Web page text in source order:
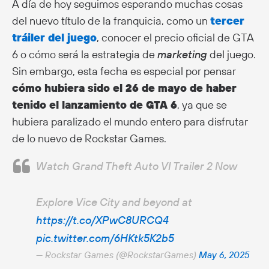
A día de hoy seguimos esperando muchas cosas
del nuevo título de la franquicia, como un tercer
tráiler del juego, conocer el precio oficial de GTA
6 o cómo será la estrategia demarketingdel juego.
Sin embargo, esta fecha es especial por pensar
cómo hubiera sido el 26 de mayo de haber
tenido el lanzamiento de GTA 6, ya que se
hubiera paralizado el mundo entero para disfrutar
de lo nuevo de Rockstar Games.
Watch Grand Theft Auto VI Trailer 2 Now
Explore Vice City and beyond at
https://t.co/XPwC8URCQ4
pic.twitter.com/6HKtk5K2b5
— Rockstar Games (@RockstarGames) May 6, 2025